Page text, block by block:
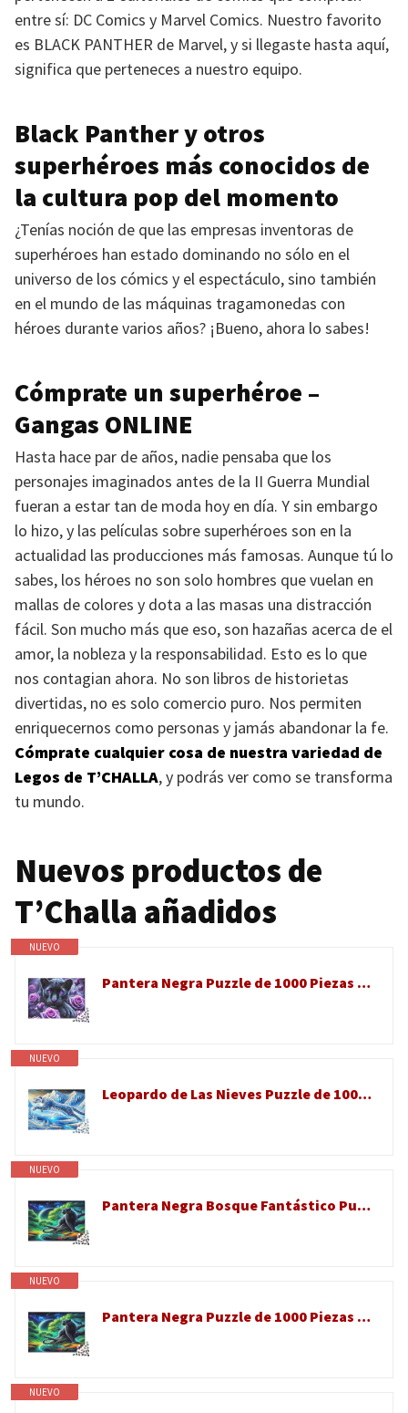
entre sí: DC Comics y Marvel Comics. Nuestro favorito
es BLACK PANTHER de Marvel, y si llegaste hasta aquí,
significa que perteneces a nuestro equipo.
Black Panther y otros
superhéroes más conocidos de
la cultura pop del momento
¿Tenías noción de que las empresas inventoras de
superhéroes han estado dominando no sólo en el
universo de los cómics y el espectáculo, sino también
en el mundo de las máquinas tragamonedas con
héroes durante varios años? ¡Bueno, ahora lo sabes!
Cómprate un superhéroe –
Gangas ONLINE
Hasta hace par de años, nadie pensaba que los
personajes imaginados antes de la II Guerra Mundial
fueran a estar tan de moda hoy en día. Y sin embargo
lo hizo, y las películas sobre superhéroes son en la
actualidad las producciones más famosas. Aunque tú lo
sabes, los héroes no son solo hombres que vuelan en
mallas de colores y dota a las masas una distracción
fácil. Son mucho más que eso, son hazañas acerca de el
amor, la nobleza y la responsabilidad. Esto es lo que
nos contagian ahora. No son libros de historietas
divertidas, no es solo comercio puro. Nos permiten
enriquecernos como personas y jamás abandonar la fe.
Cómprate cualquier cosa de nuestra variedad de
Legos de T’CHALLA, y podrás ver como se transforma
tu mundo.
Nuevos productos de
T’Challa añadidos
NUEVO
Pantera Negra Puzzle de 1000 Piezas Puzzle para Adultos Papel Rosas Moradas Relajación Concentración Interacción Familiar Decoración Regalo 70x50cm/1000pcs
NUEVO
Leopardo de Las Nieves Puzzle de 1000 Piezas Papel para Adultos Paisaje de Montaña Helada Juego de Puzzle 1000 Piezas Familia Relajación Decoración Regalo 52x38cm/1000pcs
NUEVO
Pantera Negra Bosque Fantástico Puzzle de 1000 Piezas Papel para Adultos Escena Nocturna Misteriosa Enfoque Actividad Familiar Relajante Decoración Hogar Regalo 70x50cm/1000pcs
NUEVO
Pantera Negra Puzzle de 1000 Piezas para Adultos Escena Fantástica Nocturna Juego de Puzzle 1000 Piezas Papel Relajación Decoración Hogar 52x38cm/1000pcs
NUEVO